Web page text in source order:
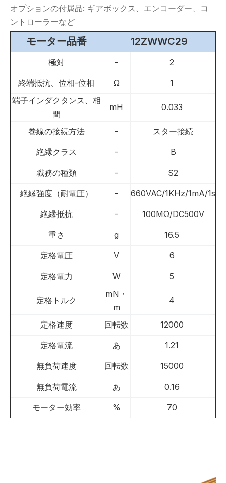
オプションの付属品: ギアボックス、エンコーダー、コ
ントローラーなど
モーター品番 12ZWWC29
極対 - 2
終端抵抗、位相-位相 Ω
1
端子インダクタンス、相
間
mH 0.033
巻線の接続方法 - スター接続
絶縁クラス - B
職務の種類 - S2
絶縁強度（耐電圧） - 660VAC/1KHz/1mA/1s
絶縁抵抗 - 100MΩ/DC500V
重さ g 16.5
定格電圧 V 6
定格電力 W 5
定格トルク
mN・
m
4
定格速度 回転数 12000
定格電流 あ 1.21
無負荷速度 回転数 15000
無負荷電流 あ 0.16
モーター効率 % 70